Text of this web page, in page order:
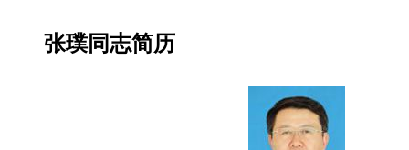
张璞同志简历